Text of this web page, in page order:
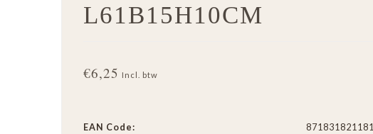
L61B15H10CM
€6,25 Incl. btw
EAN Code: